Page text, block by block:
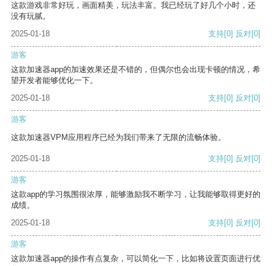
这款游戏非常好玩，画面精美，玩法丰富。我已经玩了好几个小时，还
没有玩腻。
2025-01-18
支持[0] 反对[0]
游客
这款加速器app的加速效果还是不错的，但偶尔也会出现卡顿的情况，希
望开发者能够优化一下。
2025-01-18
支持[0] 反对[0]
游客
这款加速器VPM应用程序已经为我们带来了无限的流畅体验。
2025-01-18 支持[0] 反对[0]
游客
这款app的学习氛围很浓厚，能够激励我不断学习，让我能够取得更好的
成绩。
2025-01-18
支持[0] 反对[0]
游客
这款加速器app的操作有点复杂，可以简化一下，比如将设置页面进行优